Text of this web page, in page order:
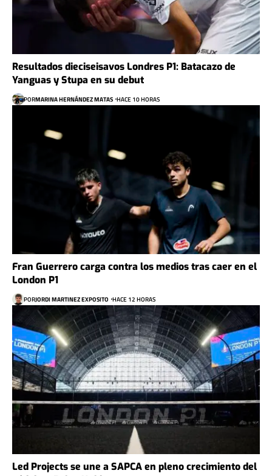
Resultados dieciseisavos Londres P1: Batacazo de
Yanguas y Stupa en su debut
PORMARINA HERNÁNDEZ MATAS HACE 10 HORAS
Fran Guerrero carga contra los medios tras caer en el
London P1
PORJORDI MARTINEZ EXPOSITO HACE 12 HORAS
Led Projects se une a SAPCA en pleno crecimiento del